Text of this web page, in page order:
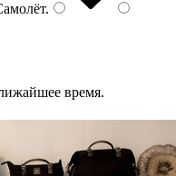
.
время.